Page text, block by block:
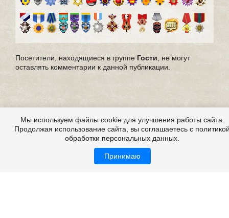
Посетители, находящиеся в группе Гости , не могут
оставлять комментарии к данной публикации.
Мы используем файлы cookie для улучшения работы сайта.
Продолжая использование сайта, вы соглашаетесь с
обработки персональных данных.
Принимаю